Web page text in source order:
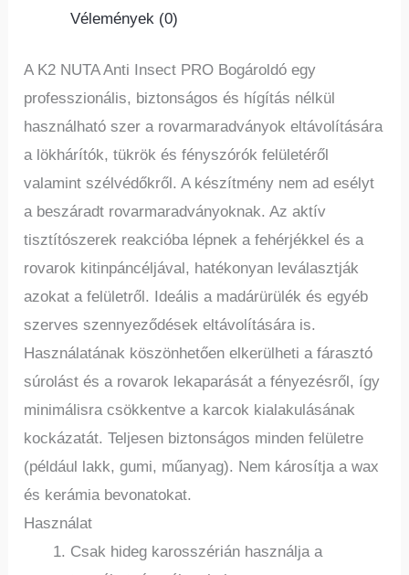
Vélemények (0)
A K2 NUTA Anti Insect PRO Bogároldó egy
professzionális, biztonságos és hígítás nélkül
használható szer a rovarmaradványok eltávolítására
a lökhárítók, tükrök és fényszórók felületéről
valamint szélvédőkről. A készítmény nem ad esélyt
a beszáradt rovarmaradványoknak. Az aktív
tisztítószerek reakcióba lépnek a fehérjékkel és a
rovarok kitinpáncéljával, hatékonyan leválasztják
azokat a felületről. Ideális a madárürülék és egyéb
szerves szennyeződések eltávolítására is.
Használatának köszönhetően elkerülheti a fárasztó
súrolást és a rovarok lekaparását a fényezésről, így
minimálisra csökkentve a karcok kialakulásának
kockázatát. Teljesen biztonságos minden felületre
(például lakk, gumi, műanyag). Nem károsítja a wax
és kerámia bevonatokat.
Használat
Csak hideg karosszérián használja a